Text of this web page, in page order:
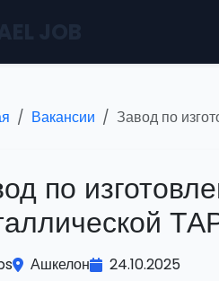
Вакансии Завод по
по
Ашкелон 24.10.2025